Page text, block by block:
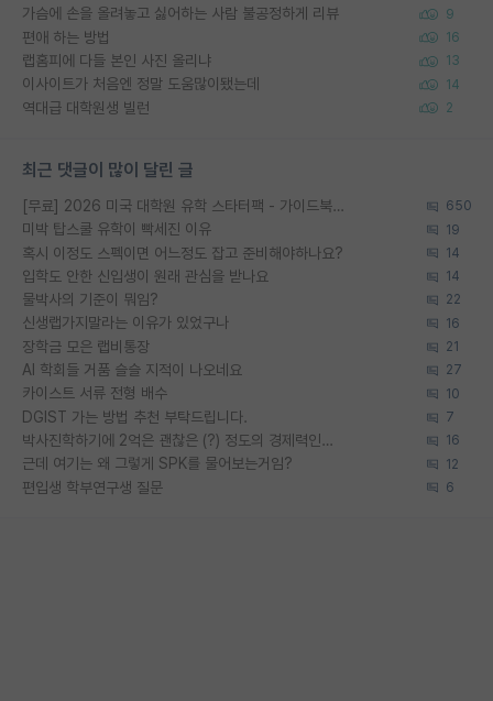
가슴에 손을 올려놓고 싫어하는 사람 불공정하게 리뷰 9
편애 하는 방법 16
랩홈피에 다들 본인 사진 올리냐 13
이사이트가 처음엔 정말 도움많이됐는데 14
역대급 대학원생 빌런 2
최근 댓글이 많이 달린 글
[무료] 2026 미국 대학원 유학 스타터팩 - 가이드북 & 합격자 컨택메일 템플릿 650
미박 탑스쿨 유학이 빡세진 이유 19
혹시 이정도 스펙이면 어느정도 잡고 준비해야하나요? 14
입학도 안한 신입생이 원래 관심을 받나요 14
물박사의 기준이 뭐임? 22
신생랩가지말라는 이유가 있었구나 16
장학금 모은 랩비통장 21
AI 학회들 거품 슬슬 지적이 나오네요 27
카이스트 서류 전형 배수 10
DGIST 가는 방법 추천 부탁드립니다. 7
박사진학하기에 2억은 괜찮은 (?) 정도의 경제력인가요 16
근데 여기는 왜 그렇게 SPK를 물어보는거임? 12
편입생 학부연구생 질문 6